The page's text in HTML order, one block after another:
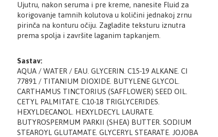
Ujutru, nakon seruma i pre kreme, nanesite Fluid za
korigovanje tamnih kolutova u količini jednakoj zrnu
pirinča na konturu očiju. Zagladite teksturu iznutra
prema spolja i završite laganim tapkanjem.
Sastav:
AQUA / WATER / EAU. GLYCERIN. C15-19 ALKANE. CI
77891 / TITANIUM DIOXIDE. BUTYLENE GLYCOL.
CARTHAMUS TINCTORIUS (SAFFLOWER) SEED OIL.
CETYL PALMITATE. C10-18 TRIGLYCERIDES.
HEXYLDECANOL. HEXYLDECYL LAURATE.
BUTYROSPERMUM PARKII (SHEA) BUTTER. SODIUM
STEAROYL GLUTAMATE. GLYCERYL STEARATE. JOJOBA